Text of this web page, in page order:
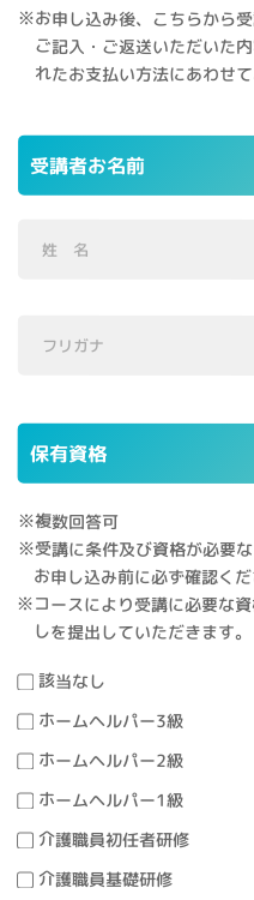
※お申し込み後、こちらから受
ご記入・ご返送いただいた
れたお支払い方法にあわせ
受講者お名前
保有資格
※複数回答可
※受講に条件及び資格が必要な
お申し込み前に必ず確認くだ
※コースにより受講に必要な
しを提出していただきます。
該当なし
ホームヘルパー3級
ホームヘルパー2級
ホームヘルパー1級
介護職員初任者研修
介護職員基礎研修